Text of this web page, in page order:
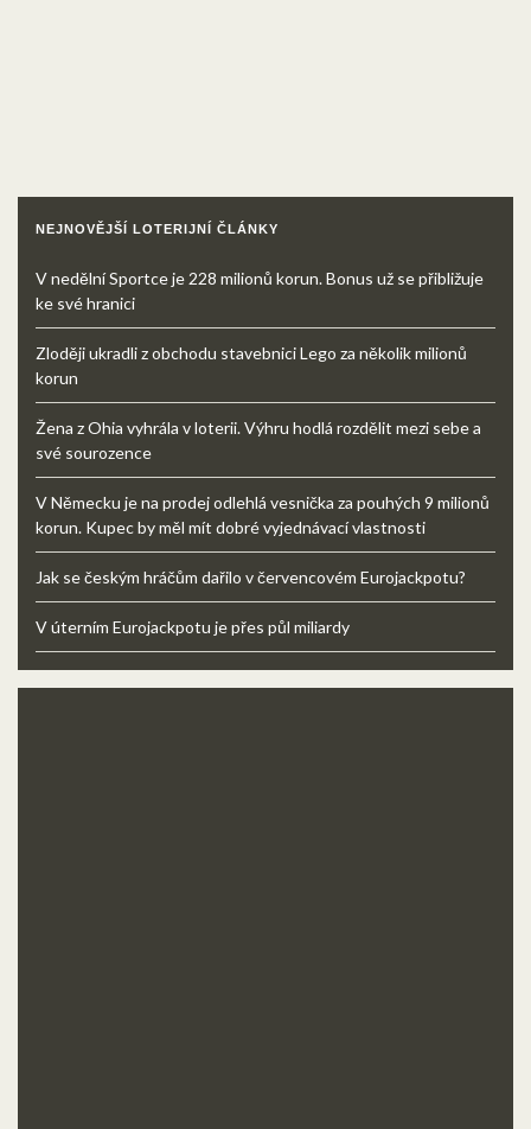
NEJNOVĚJŠÍ LOTERIJNÍ ČLÁNKY
V nedělní Sportce je 228 milionů korun. Bonus už se přibližuje
ke své hranici
Zloději ukradli z obchodu stavebnici Lego za několik milionů
korun
Žena z Ohia vyhrála v loterii. Výhru hodlá rozdělit mezi sebe a
své sourozence
V Německu je na prodej odlehlá vesnička za pouhých 9 milionů
korun. Kupec by měl mít dobré vyjednávací vlastnosti
Jak se českým hráčům dařilo v červencovém Eurojackpotu?
V úterním Eurojackpotu je přes půl miliardy